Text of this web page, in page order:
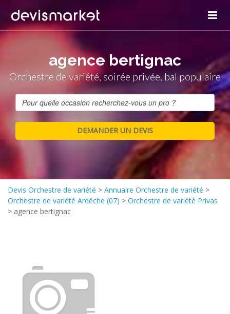
agence bertignac
Orchestre de variété, soirée privée, bal populaire
Devis Orchestre de variété > Annuaire Orchestre de variété >
Orchestre de variété Ardéche (07) > Orchestre de variété Privas
> agence bertignac